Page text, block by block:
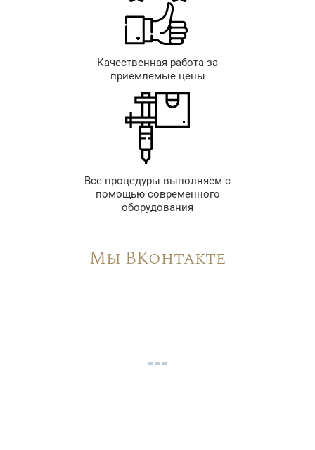
Качественная работа за
приемлемые цены
Все процедуры выполняем с
помощью современного
оборудования
Мы ВКонтакте